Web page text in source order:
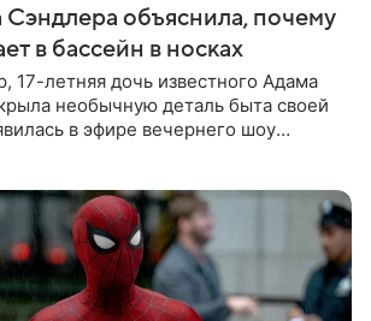
объяснила, почему
в бассейн в носках
17-летняя дочь известного Адама
необычную деталь быта своей
в эфире вечернего шоу